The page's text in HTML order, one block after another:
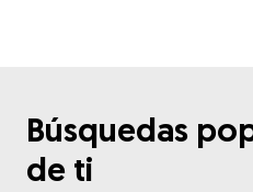
Búsquedas
de ti